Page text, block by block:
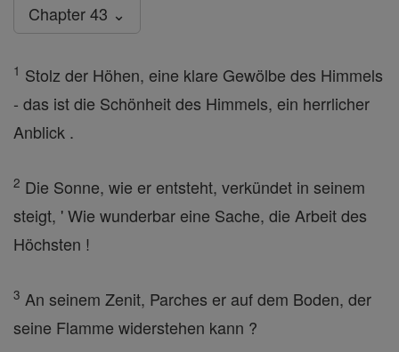
Chapter 43 ⌄
1 Stolz der Höhen, eine klare Gewölbe des Himmels
- das ist die Schönheit des Himmels, ein herrlicher
Anblick .
2 Die Sonne, wie er entsteht, verkündet in seinem
steigt, ' Wie wunderbar eine Sache, die Arbeit des
Höchsten !
3 An seinem Zenit, Parches er auf dem Boden, der
seine Flamme widerstehen kann ?